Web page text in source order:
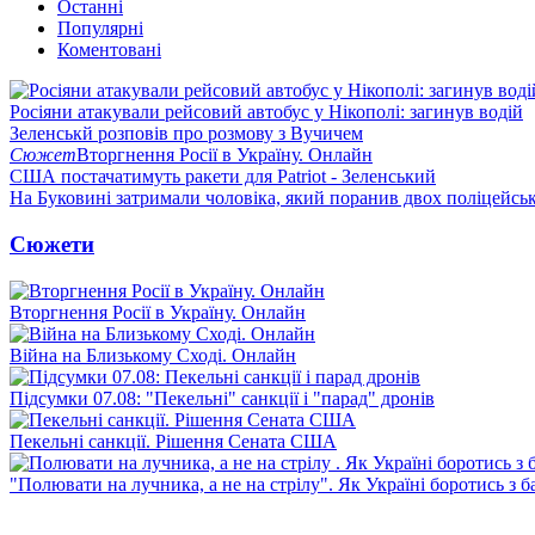
Останні
Популярні
Коментовані
Росіяни атакували рейсовий автобус у Нікополі: загинув водій
Зеленськй розповів про розмову з Вучичем
СюжетВторгнення Росії в Україну. Онлайн
США постачатимуть ракети для Patriot - Зеленський
На Буковині затримали чоловіка, який поранив двох
Сюжети
Вторгнення Росії в Україну. Онлайн
Війна на Близькому Сході. Онлайн
Підсумки 07.08: "Пекельні" санкції і "парад" дронів
Пекельні санкції. Рішення Сената США
"Полювати на лучника, а не на стрілу". Як Україні боротись з